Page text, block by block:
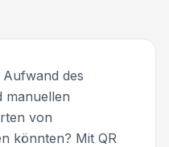
des
manuellen
von
könnten? Mit QR